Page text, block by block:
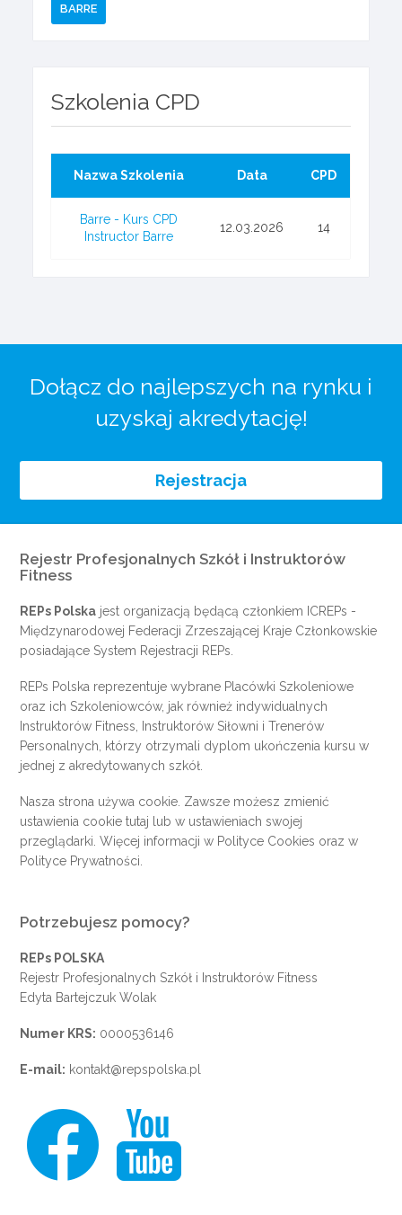
BARRE
Szkolenia CPD
Nazwa Szkolenia Data CPD
Barre - Kurs CPD
Instructor Barre
12.03.2026 14
Dołącz do najlepszych na rynku i
uzyskaj akredytację!
Rejestracja
Rejestr Profesjonalnych Szkół i Instruktorów
Fitness
REPs Polska jest organizacją będącą członkiem ICREPs -
Międzynarodowej Federacji Zrzeszającej Kraje Członkowskie
posiadające System Rejestracji REPs.
REPs Polska reprezentuje wybrane Placówki Szkoleniowe
oraz ich Szkoleniowców, jak również indywidualnych
Instruktorów Fitness, Instruktorów Siłowni i Trenerów
Personalnych, którzy otrzymali dyplom ukończenia kursu w
jednej z akredytowanych szkół.
Nasza strona używa cookie. Zawsze możesz zmienić
ustawienia cookietutaj lub w ustawieniach swojej
przeglądarki. Więcej informacji w Polityce Cookies oraz w
Polityce Prywatności
Potrzebujesz pomocy?
REPs POLSKA
Rejestr Profesjonalnych Szkół i Instruktorów Fitness
Edyta Bartejczuk Wolak
Numer KRS: 0000536146
E-mail: kontakt@repspolska.pl